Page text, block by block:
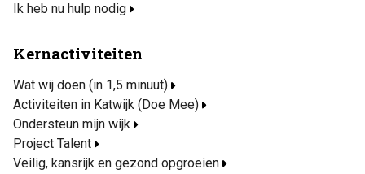
Ik heb nu hulp nodig
Kernactiviteiten
Wat wij doen (in 1,5 minuut)
Activiteiten in Katwijk (Doe Mee)
Ondersteun mijn wijk
Project Talent
Veilig, kansrijk en gezond opgroeien